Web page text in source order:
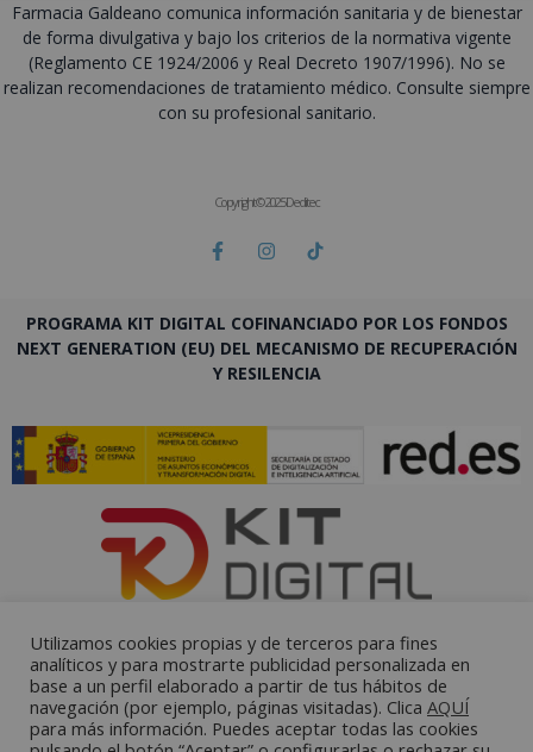
Farmacia Galdeano comunica información sanitaria y de bienestar
de forma divulgativa y bajo los criterios de la normativa vigente
(Reglamento CE 1924/2006 y Real Decreto 1907/1996). No se
realizan recomendaciones de tratamiento médico. Consulte siempre
con su profesional sanitario.
Copyright © 2025 Deditec
PROGRAMA KIT DIGITAL COFINANCIADO POR LOS FONDOS
NEXT GENERATION (EU) DEL MECANISMO DE RECUPERACIÓN
Y RESILENCIA
Utilizamos cookies propias y de terceros para fines
analíticos y para mostrarte publicidad personalizada en
base a un perfil elaborado a partir de tus hábitos de
navegación (por ejemplo, páginas visitadas). Clica AQUÍ
para más información. Puedes aceptar todas las cookies